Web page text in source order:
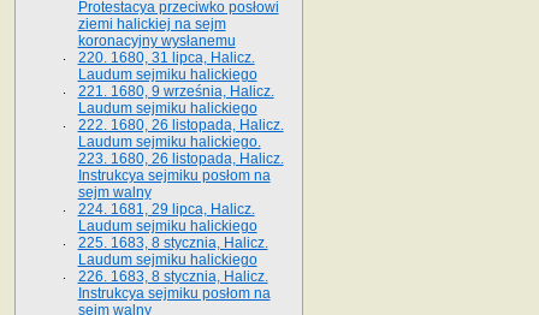
Protestacya przeciwko posłowi
ziemi halickiej na sejm
koronacyjny wysłanemu
220. 1680, 31 lipca, Halicz.
Laudum sejmiku halickiego
221. 1680, 9 września, Halicz.
Laudum sejmiku halickiego
222. 1680, 26 listopada, Halicz.
Laudum sejmiku halickiego.
223. 1680, 26 listopada, Halicz.
Instrukcya sejmiku posłom na
sejm walny
224. 1681, 29 lipca, Halicz.
Laudum sejmiku halickiego
225. 1683, 8 stycznia, Halicz.
Laudum sejmiku halickiego
226. 1683, 8 stycznia, Halicz.
Instrukcya sejmiku posłom na
sejm walny